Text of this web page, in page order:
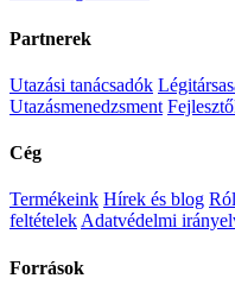
Partnerek
Utazási tanácsadók
Utazásmenedzsment
Cég
Termékeink Hírek és blog
feltételekAdatvédelmi
Források